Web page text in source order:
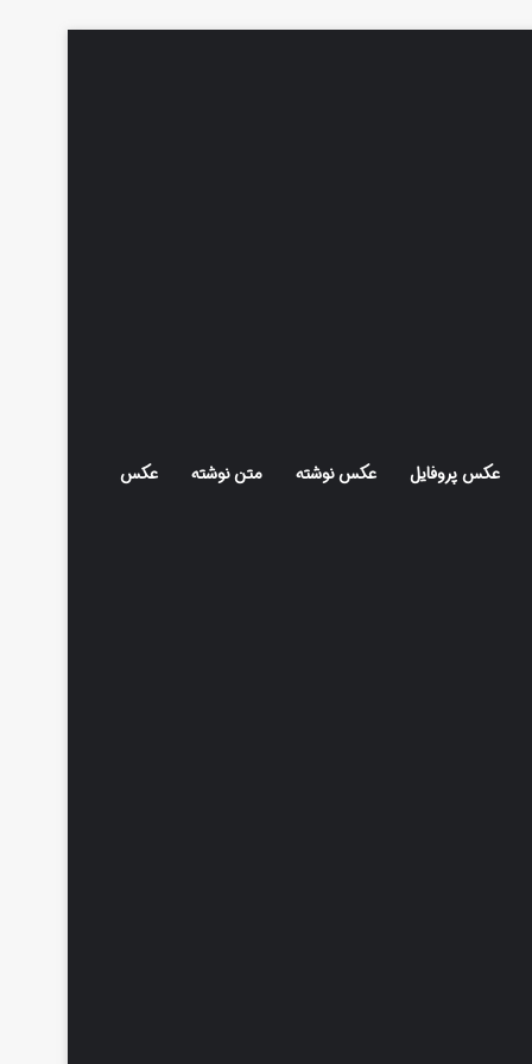
عکس پروفایل عکس نوشته متن نوشته عکس